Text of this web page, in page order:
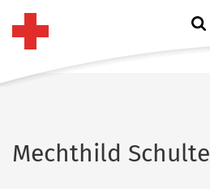
Mechthild Schulte